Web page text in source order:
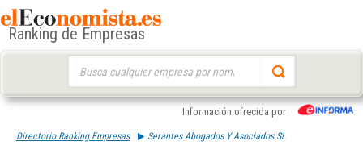
Ranking de Empresas
Información ofrecida por
Directorio Ranking Empresas Serantes Abogados Y Asociados Sl.